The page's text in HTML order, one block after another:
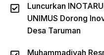
Luncurkan
UNIMUS Dorong
Desa Taruman
Muhammadiyah